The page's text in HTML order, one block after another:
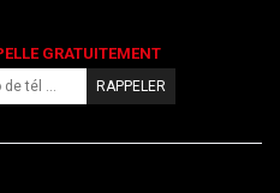
GRATUITEMENT